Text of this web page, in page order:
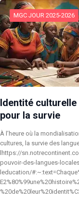
MGC JOUR 2025-2026
Identité
pour la survie
À l’heure où la
cultures, la survie des
lhttps://
pouvoir-des-langues-
leducation/